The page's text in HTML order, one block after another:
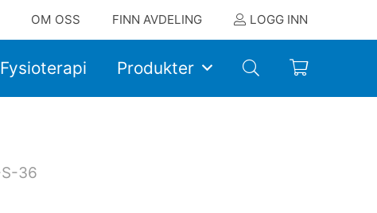
OM OSS FINN AVDELING LOGG INN
Fysioterapi Produkter
36